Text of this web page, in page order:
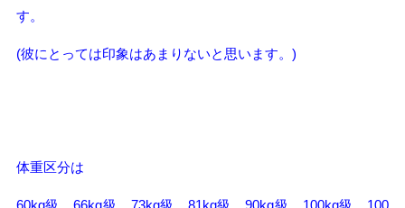
す。
(彼にとっては印象はあまりないと思います。)
体重区分は
60kg級、66kg級、73kg級、81kg級、90kg級、100kg級、100